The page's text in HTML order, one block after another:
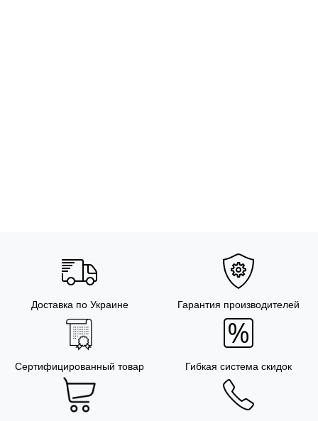
Доставка по Украине Гарантия производителей
Сертифицированный товар Гибкая система скидок